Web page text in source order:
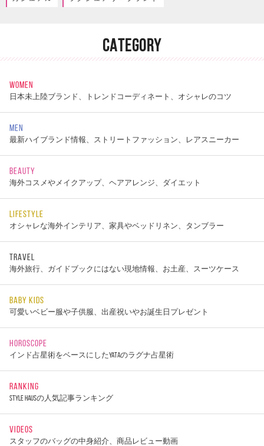
CATEGORY
WOMEN
日本未上陸ブランド、トレンドコーディネート、オシャレのコツ
MEN
最新ハイブランド情報、ストリートファッション、レアスニーカー
BEAUTY
海外コスメやメイクアップ、ヘアアレンジ、ダイエット
LIFESTYLE
オシャレな海外インテリア、家具やベッドリネン、タンブラー
TRAVEL
海外旅行、ガイドブックにはない現地情報、お土産、スーツケース
BABY KIDS
可愛いベビー服や子供服、出産祝いやお誕生日プレゼント
HOROSCOPE
インド占星術をベースにしたYATAのラグナ占星術
RANKING
STYLE HAUSの人気記事ランキング
VIDEOS
スタッフのバッグの中身紹介、商品レビュー動画